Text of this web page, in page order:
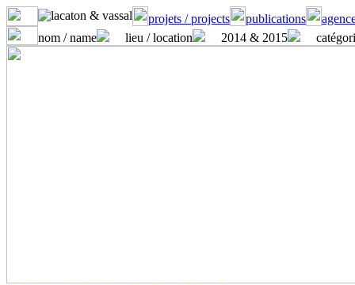
projets / projects publications
nom / name
lieu / location 2014 & 2015